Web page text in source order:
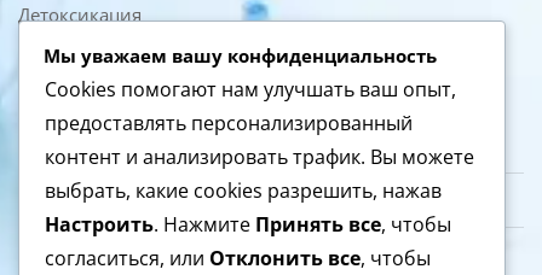
Детоксикация
О нас
Врачи и специалисты
Лицензия и документы
Мы уважаем вашу конфиденциальность
Cookies помогают нам улучшать ваш опыт,
предоставлять персонализированный
контент и анализировать трафик. Вы можете
выбрать, какие cookies разрешить, нажав
Настроить. Нажмите Принять все, чтобы
согласиться, или Отклонить все, чтобы